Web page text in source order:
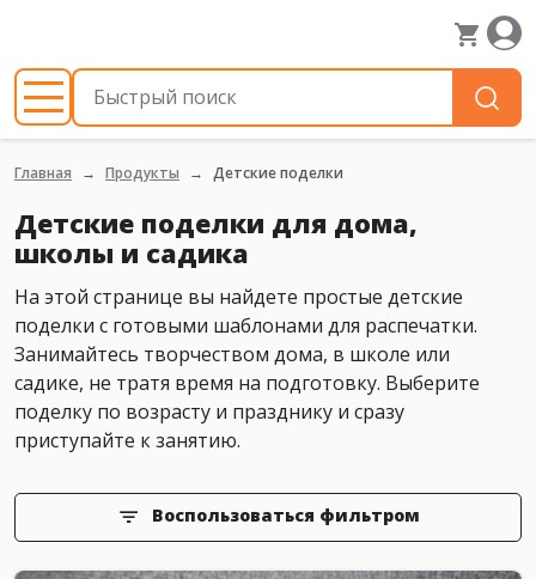
Главная Продукты Детские поделки
Детские поделки для дома,
школы и садика
На этой странице вы найдете простые детские
поделки с готовыми шаблонами для распечатки.
Занимайтесь творчеством дома, в школе или
садике, не тратя время на подготовку. Выберите
поделку по возрасту и празднику и сразу
приступайте к занятию.
Воспользоваться фильтром